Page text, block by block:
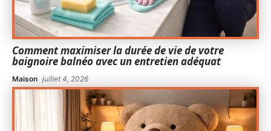
Comment maximiser la durée de vie de votre
baignoire balnéo avec un entretien adéquat
Maison juillet 4, 2026